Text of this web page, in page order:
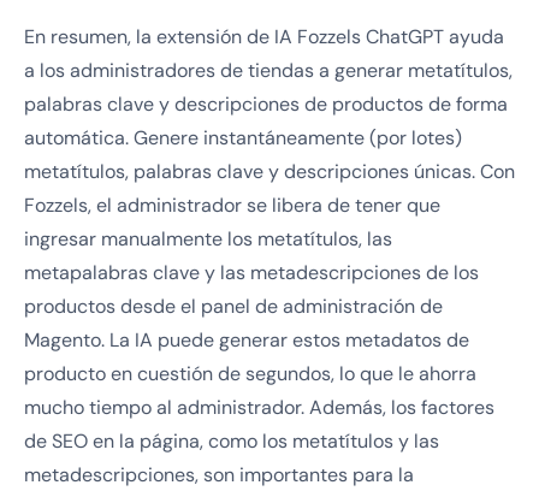
En resumen, la extensión de IA Fozzels ChatGPT ayuda
a los administradores de tiendas a generar metatítulos,
palabras clave y descripciones de productos de forma
automática. Genere instantáneamente (por lotes)
metatítulos, palabras clave y descripciones únicas. Con
Fozzels, el administrador se libera de tener que
ingresar manualmente los metatítulos, las
metapalabras clave y las metadescripciones de los
productos desde el panel de administración de
Magento. La IA puede generar estos metadatos de
producto en cuestión de segundos, lo que le ahorra
mucho tiempo al administrador. Además, los factores
de SEO en la página, como los metatítulos y las
metadescripciones, son importantes para la